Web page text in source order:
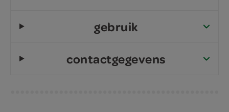
gebruik
contactgegevens